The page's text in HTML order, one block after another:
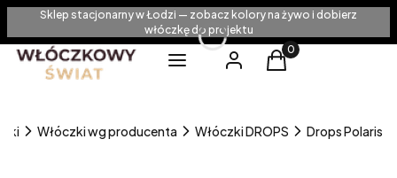
Sklep stacjonarny w Łodzi — zobacz kolory na żywo i dobierz
włóczkę do projektu
Menu
Zaloguj sięProdukty w
Koszyk
Włóczki wg producenta Włóczki DROPS Drops Polaris